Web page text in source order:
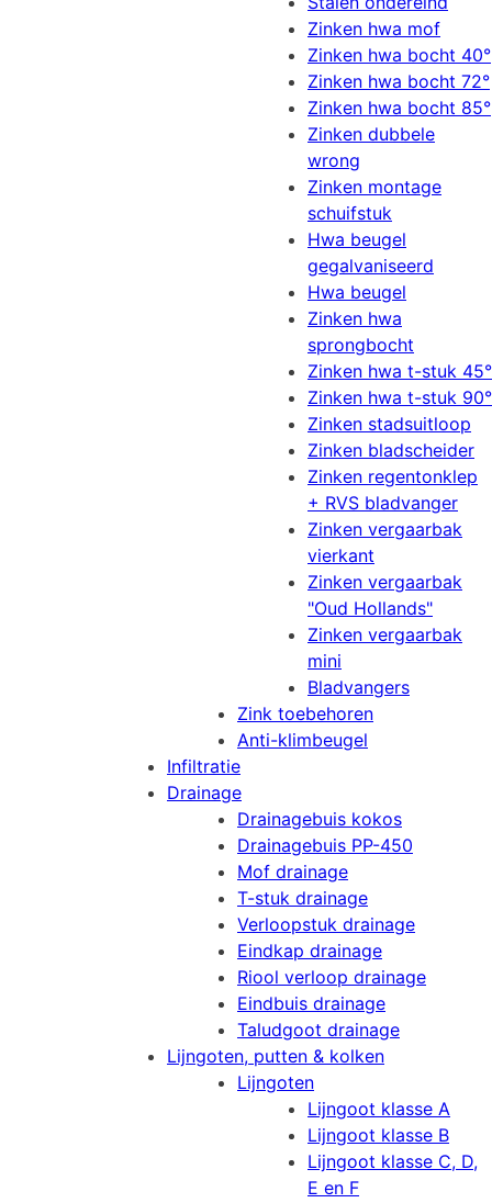
Zinken hwa mof
Zinken hwa bocht 40°
Zinken hwa bocht 72°
Zinken hwa bocht 85°
Zinken dubbele
wrong
Zinken montage
schuifstuk
Hwa beugel
gegalvaniseerd
Hwa beugel
Zinken hwa
sprongbocht
Zinken hwa t-stuk 45°
Zinken hwa t-stuk 90°
Zinken stadsuitloop
Zinken bladscheider
Zinken regentonklep
+ RVS bladvanger
Zinken vergaarbak
vierkant
Zinken vergaarbak
"Oud Hollands"
Zinken vergaarbak
mini
Bladvangers
Zink toebehoren
Anti-klimbeugel
Infiltratie
Drainage
Drainagebuis kokos
Drainagebuis PP-450
Mof drainage
T-stuk drainage
Verloopstuk drainage
Eindkap drainage
Riool verloop drainage
Eindbuis drainage
Taludgoot drainage
Lijngoten, putten & kolken
Lijngoten
Lijngoot klasse A
Lijngoot klasse B
Lijngoot klasse C, D,
E en F